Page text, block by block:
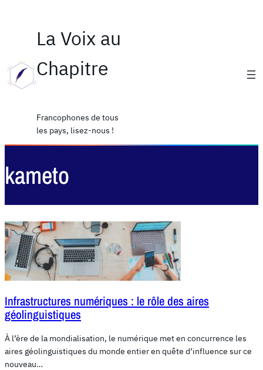
La Voix au
Chapitre
Francophones de tous
les pays, lisez-nous !
kameto
Infrastructures numériques : le rôle des aires
géolinguistiques
À l’ère de la mondialisation, le numérique met en concurrence les
aires géolinguistiques du monde entier en quête d’influence sur ce
nouveau…